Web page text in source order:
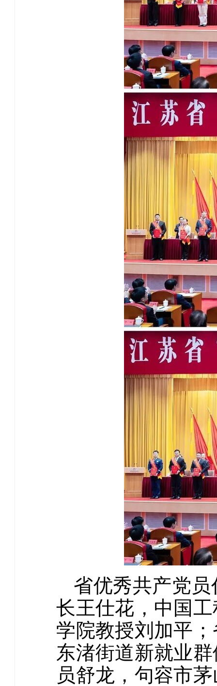
省优秀共产党
长王仕花，中国
学院教授刘加平
东渚街道新就业
员舒龙，句容市